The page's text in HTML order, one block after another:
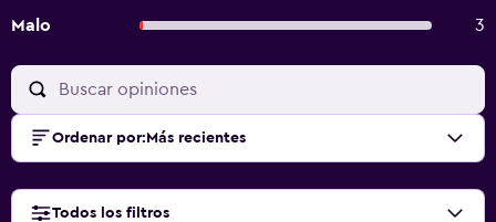
Malo
3
Ordenar por: Más recientes
Todos los filtros